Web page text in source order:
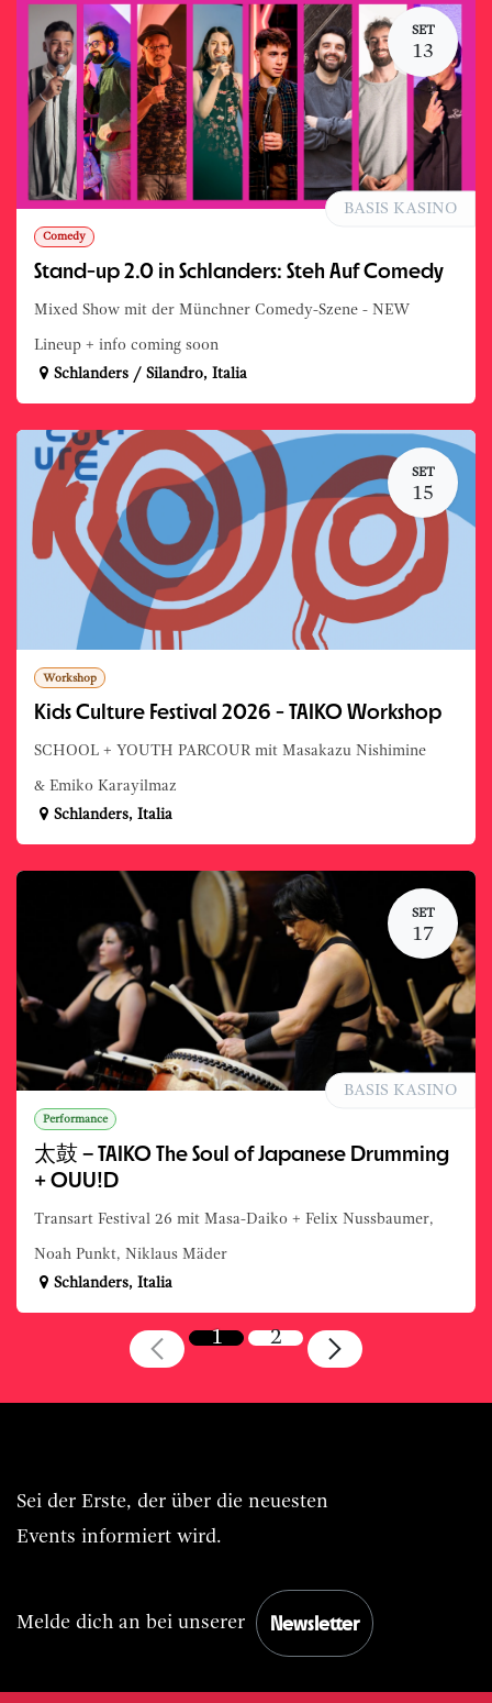
SET
13
Comedy
Stand-up 2.0 in Schlanders: Steh Auf Comedy
Mixed Show mit der Münchner Comedy-Szene - NEW
Lineup + info coming soon
BASIS KASINO
Schlanders / Silandro, Italia
SET
15
Workshop
Kids Culture Festival 2026 - TAIKO Workshop
SCHOOL + YOUTH PARCOUR mit Masakazu Nishimine
& Emiko Karayilmaz
Schlanders, Italia
SET
17
Performance
太鼓 – TAIKO The Soul of Japanese Drumming
+ OUU!D
Transart Festival 26 mit Masa-Daiko + Felix Nussbaumer,
Noah Punkt, Niklaus Mäder
BASIS KASINO
Schlanders, Italia
1 2
Sei der Erste, der über die neuesten
Events informiert wird.
Melde dich an bei unserer Newsletter